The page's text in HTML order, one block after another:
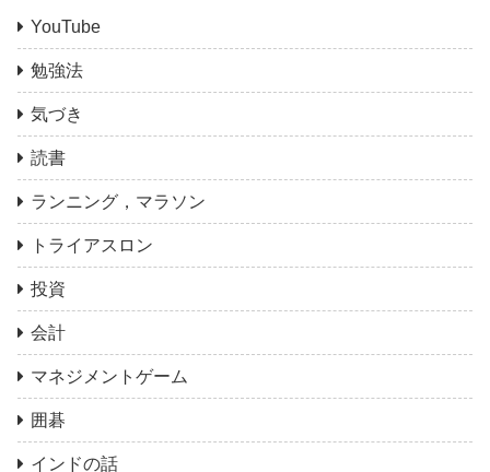
YouTube
勉強法
気づき
読書
ランニング，マラソン
トライアスロン
投資
会計
マネジメントゲーム
囲碁
インドの話